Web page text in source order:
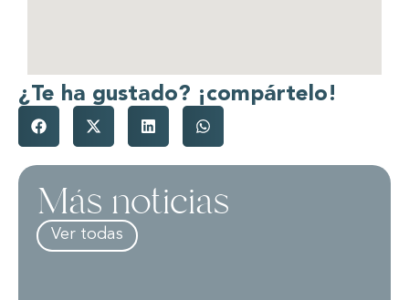
¿Te ha gustado? ¡compártelo!
Más noticias
Ver todas